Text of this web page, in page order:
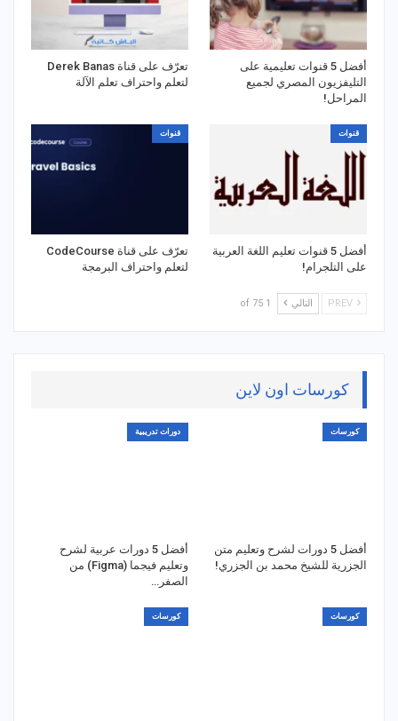
أفضل 5 قنوات تعليمية على
التليفزيون المصري لجميع
المراحل!
تعرّف على قناة Derek Banas
لتعلم واحتراف تعلم الآلة
قنوات
أفضل 5 قنوات تعليم اللغة العربية
على التلجرام!
قنوات
تعرّف على قناة CodeCourse
لتعلم واحتراف البرمجة
التالي 1 of 75
كورسات اون لاين
كورسات
أفضل 5 دورات لشرح وتعليم متن
الجزرية للشيخ محمد بن الجزري!
دورات تدريبية
أفضل 5 دورات عربية لشرح
وتعليم فيجما (Figma) من
الصفر…
كورسات كورسات